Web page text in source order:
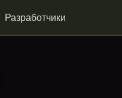
Разработчики